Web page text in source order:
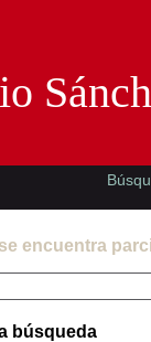
encuentra
búsqueda